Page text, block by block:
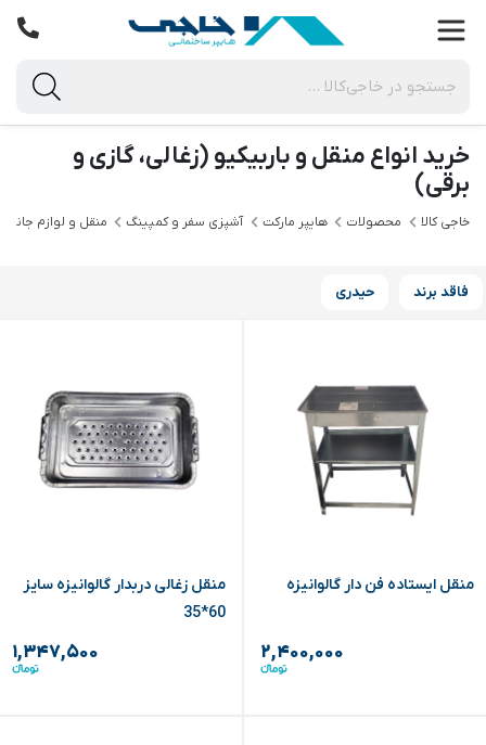
خرید انواع منقل و باربیکیو (زغالی، گازی و
برقی)
خاجی‌ کالا محصولات هایپر مارکت آشپزی سفر و کمپینگ منقل و لوازم جانبی
فاقد برند حیدری
منقل ایستاده فن دار گالوانیزه
۲,۴۰۰,۰۰۰
منقل زغالی دربدار گالوانیزه سایز
60*35
۱,۳۴۷,۵۰۰